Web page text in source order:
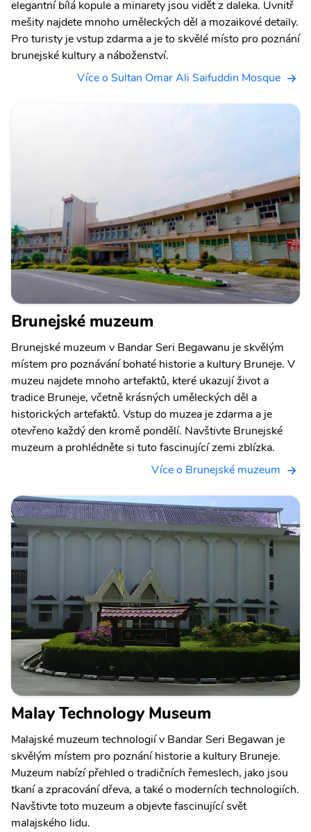
elegantní bílá kopule a minarety jsou vidět z daleka. Uvnitř
mešity najdete mnoho uměleckých děl a mozaikové detaily.
Pro turisty je vstup zdarma a je to skvělé místo pro poznání
brunejské kultury a náboženství.
Více o Sultan Omar Ali Saifuddin Mosque
Brunejské muzeum
Brunejské muzeum v Bandar Seri Begawanu je skvělým
místem pro poznávání bohaté historie a kultury Bruneje. V
muzeu najdete mnoho artefaktů, které ukazují život a
tradice Bruneje, včetně krásných uměleckých děl a
historických artefaktů. Vstup do muzea je zdarma a je
otevřeno každý den kromě pondělí. Navštivte Brunejské
muzeum a prohlédněte si tuto fascinující zemi zblízka.
Více o Brunejské muzeum
Malay Technology Museum
Malajské muzeum technologií v Bandar Seri Begawan je
skvělým místem pro poznání historie a kultury Bruneje.
Muzeum nabízí přehled o tradičních řemeslech, jako jsou
tkaní a zpracování dřeva, a také o moderních technologiích.
Navštivte toto muzeum a objevte fascinující svět
malajského lidu.